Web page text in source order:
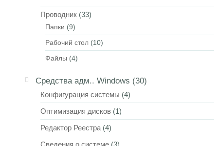
Проводник (33)
Папки (9)
Рабочий стол (10)
Файлы (4)
Средства адм.. Windows (30)
Конфигурация системы (4)
Оптимизация дисков (1)
Редактор Реестра (4)